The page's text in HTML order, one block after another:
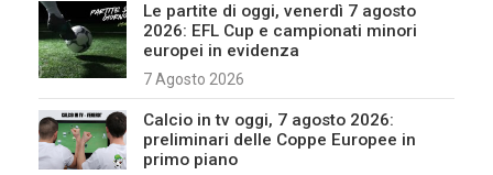
Le partite di oggi, venerdì 7 agosto
2026: EFL Cup e campionati minori
europei in evidenza
7 Agosto 2026
Calcio in tv oggi, 7 agosto 2026:
preliminari delle Coppe Europee in
primo piano